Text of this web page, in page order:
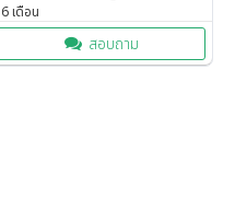
6 เดือน
สอบถาม